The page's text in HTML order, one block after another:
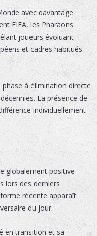
avec davantage
FIFA, les Pharaons
joueurs évoluant
et cadres habitués
à élimination directe
La présence de
individuellement
globalement positive
lors des derniers
récente apparaît
du jour.
en transition et sa